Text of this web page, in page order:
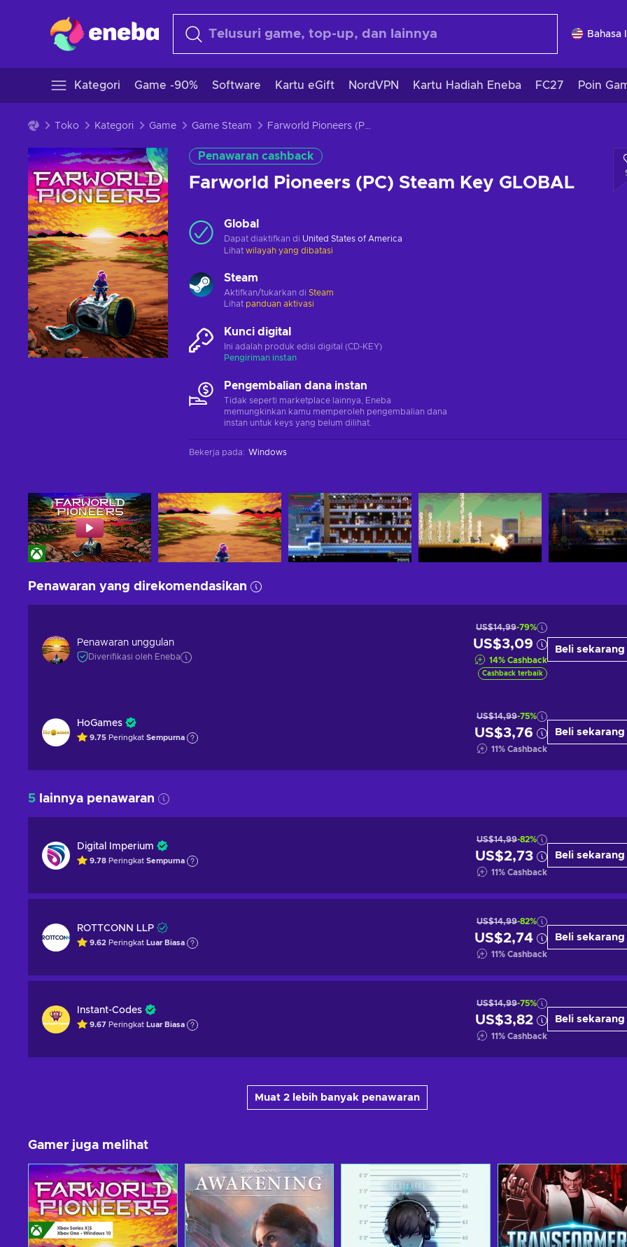
Bahasa
Kategori Game -90% Software Kartu eGift NordVPN Kartu Hadiah Eneba FC27 Poin
Toko Kategori Game Game Steam Farworld Pioneers (PC) Steam Key GLOBAL
Penawaran cashback
Farworld Pioneers (PC) Steam Key GLOBAL
Global
Dapat diaktifkan di United States of America
Lihat wilayah yang dibatasi
Steam
Aktifkan/tukarkan di Steam
Lihat panduan aktivasi
Kunci digital
Ini adalah produk edisi digital (CD-KEY)
Pengiriman instan
Pengembalian dana instan
Tidak seperti marketplace lainnya, Eneba
memungkinkan kamu memperoleh pengembalian dana
instan untuk keys yang belum dilihat.
Bekerja pada: Windows
Penawaran yang direkomendasikan
Penawaran unggulan
Diverifikasi oleh Eneba
US$14,99-79%
US$3,09
14% Cashback
Cashback terbaik
Beli sekarang
HoGames
9.75 Peringkat Sempurna
US$14,99-75%
US$3,76
11% Cashback
Beli sekarang
5 lainnya penawaran
Digital Imperium
9.78 Peringkat Sempurna
US$14,99-82%
US$2,73
11% Cashback
Beli sekarang
ROTTCONN LLP
9.62 Peringkat Luar Biasa
US$14,99-82%
US$2,74
11% Cashback
Beli sekarang
Instant-Codes
9.67 Peringkat Luar Biasa
US$14,99-75%
US$3,82
11% Cashback
Beli sekarang
Muat 2 lebih banyak penawaran
Gamer juga melihat